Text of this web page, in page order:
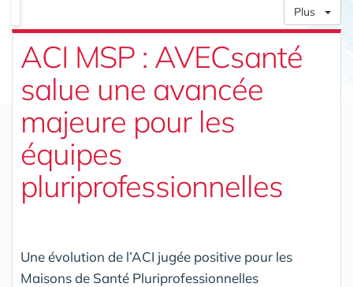
Plus
ACI MSP : AVECsanté
salue une avancée
majeure pour les
équipes
pluriprofessionnelles
Une évolution de l’ACI jugée positive pour les
Maisons de Santé Pluriprofessionnelles